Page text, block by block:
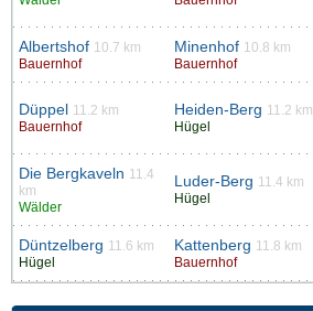
Albertshof 10.7 km
Bauernhof
Minenhof 10.8 km
Bauernhof
Düppel
11.2 km
Bauernhof
Heiden-Berg 11.2 km
Hügel
Die Bergkaveln 11.4
km
Wälder
Luder-Berg 11.4 km
Hügel
Düntzelberg 11.6 km
Hügel
Kattenberg 11.8 km
Bauernhof